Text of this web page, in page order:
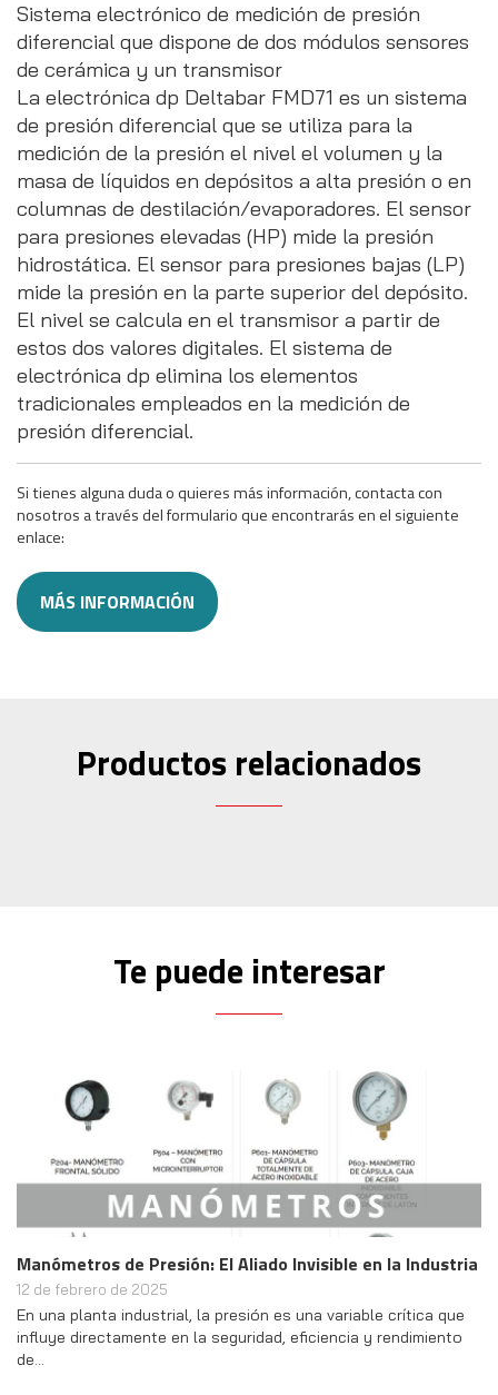
Sistema electrónico de medición de presión
diferencial que dispone de dos módulos sensores
de cerámica y un transmisor
La electrónica dp Deltabar FMD71 es un sistema
de presión diferencial que se utiliza para la
medición de la presión el nivel el volumen y la
masa de líquidos en depósitos a alta presión o en
columnas de destilación/evaporadores. El sensor
para presiones elevadas (HP) mide la presión
hidrostática. El sensor para presiones bajas (LP)
mide la presión en la parte superior del depósito.
El nivel se calcula en el transmisor a partir de
estos dos valores digitales. El sistema de
electrónica dp elimina los elementos
tradicionales empleados en la medición de
presión diferencial.
Si tienes alguna duda o quieres más información, contacta con
nosotros a través del formulario que encontrarás en el siguiente
enlace:
MÁS INFORMACIÓN
Productos relacionados
Te puede interesar
Manómetros de Presión: El Aliado Invisible en la Industria
12 de febrero de 2025
En una planta industrial, la presión es una variable crítica que
influye directamente en la seguridad, eficiencia y rendimiento
de…